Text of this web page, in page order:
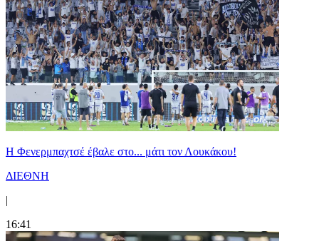
Η Φενερμπαχτσέ έβαλε στο... μάτι τον Λουκάκου!
ΔΙΕΘΝΗ
|
16:41